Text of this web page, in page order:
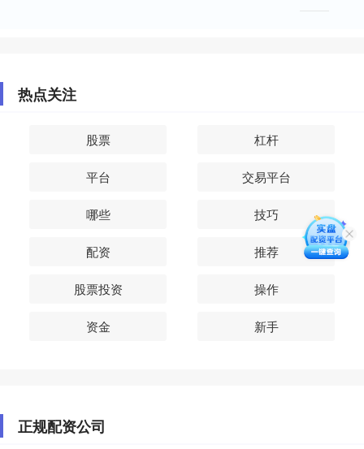
热点关注
股票 杠杆
平台 交易平台
哪些 技巧
配资 推荐
股票投资 操作
资金 新手
正规配资公司